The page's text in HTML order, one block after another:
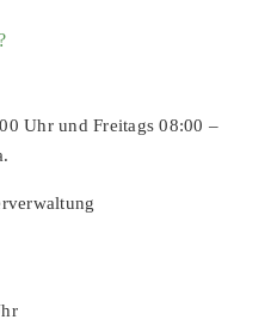
Uhr und Freitags 08:00 –